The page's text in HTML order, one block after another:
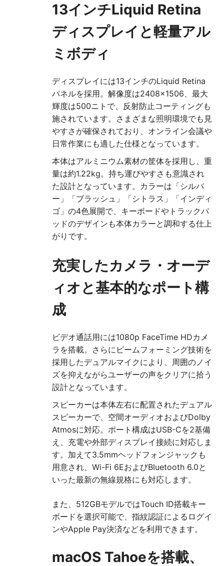
13インチLiquid Retina
ディスプレイと軽量アル
ミボディ
ディスプレイには13インチのLiquid Retina
パネルを採用。解像度は2408×1506、最大
輝度は500ニトで、反射防止コーティングも
施されています。さまざまな照明環境でも見
やすさが確保されており、オンライン会議や
日常作業にも適した仕様となっています。
本体はアルミニウム素材の筐体を採用し、重
量は約1.22kg。持ち運びやすさも意識され
た設計となっています。カラーは「シルバ
ー」「ブラッシュ」「シトラス」「インディ
ゴ」の4色展開で、キーボードやトラックパ
ッドのデザインも本体カラーと調和する仕上
がりです。
充実したカメラ・オーデ
ィオと基本的なポート構
成
ビデオ通話用には1080p FaceTime HDカメ
ラを搭載。さらにビームフォーミング技術を
採用したデュアルマイクにより、周囲のノイ
ズを抑えながらユーザーの声をクリアに拾う
設計となっています。
スピーカーは本体左右に配置されたデュアル
スピーカーで、空間オーディオおよびDolby
Atmosに対応。ポート構成はUSB-Cを2基備
え、充電や外部ディスプレイ接続に対応しま
す。加えて3.5mmヘッドフォンジャックも
用意され、Wi-Fi 6EおよびBluetooth 6.0と
いった最新の無線規格にも対応します。
また、512GBモデルではTouch ID搭載キー
ボードを選択可能で、指紋認証によるログイ
ンやApple Pay決済などを利用できます。
macOS Tahoeを搭載、